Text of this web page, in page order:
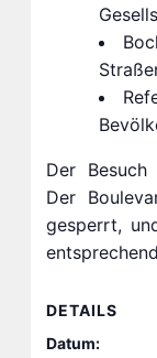
Der
Der
gesperrt,
DETAILS
Datum: